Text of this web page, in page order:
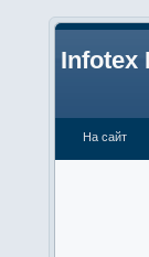
Infotex
На сайт